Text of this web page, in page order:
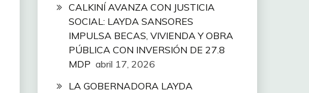
CALKINÍ AVANZA CON JUSTICIA
SOCIAL: LAYDA SANSORES
IMPULSA BECAS, VIVIENDA Y OBRA
PÚBLICA CON INVERSIÓN DE 27.8
MDP abril 17, 2026
LA GOBERNADORA LAYDA